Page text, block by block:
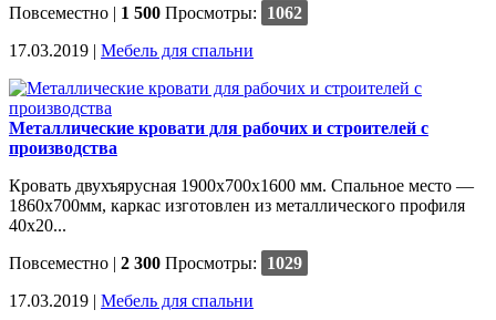
Повсеместно | 1 500 Просмотры:
1062
17.03.2019 | Мебель для спальни
Металлические кровати для рабочих и строителей с
производства
Кровать двухъярусная 1900х700х1600 мм. Спальное место —
1860х700мм, каркас изготовлен из металлического профиля
40х20...
Повсеместно | 2 300 Просмотры:
1029
17.03.2019 | Мебель для спальни